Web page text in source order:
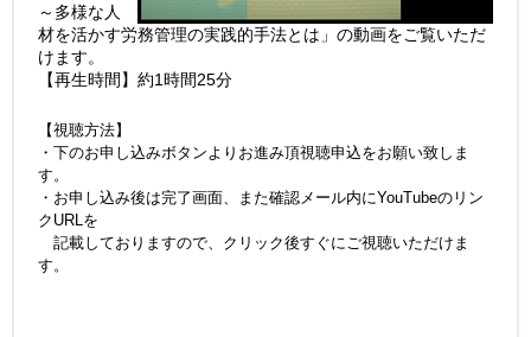
～多様な人
材を活かす労務管理の実践的手法とは」の動画をご覧いただ
けます。
【再生時間】約1時間25分
【視聴方法】
・下のお申し込みボタンよりお進み頂視聴申込をお願い致しま
す。
・お申し込み後は完了画面、また確認メール内にYouTubeのリン
クURLを
記載しておりますので、クリック後すぐにご視聴いただけま
す。